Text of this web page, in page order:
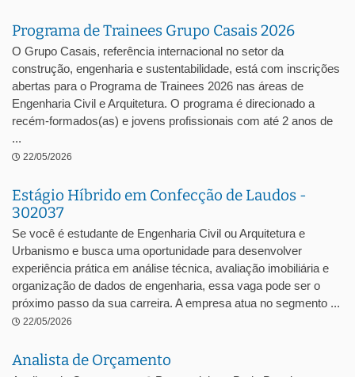
Programa de Trainees Grupo Casais 2026
O Grupo Casais, referência internacional no setor da
construção, engenharia e sustentabilidade, está com inscrições
abertas para o Programa de Trainees 2026 nas áreas de
Engenharia Civil e Arquitetura. O programa é direcionado a
recém-formados(as) e jovens profissionais com até 2 anos de
...
22/05/2026
Estágio Híbrido em Confecção de Laudos -
302037
Se você é estudante de Engenharia Civil ou Arquitetura e
Urbanismo e busca uma oportunidade para desenvolver
experiência prática em análise técnica, avaliação imobiliária e
organização de dados de engenharia, essa vaga pode ser o
próximo passo da sua carreira. A empresa atua no segmento ...
22/05/2026
Analista de Orçamento